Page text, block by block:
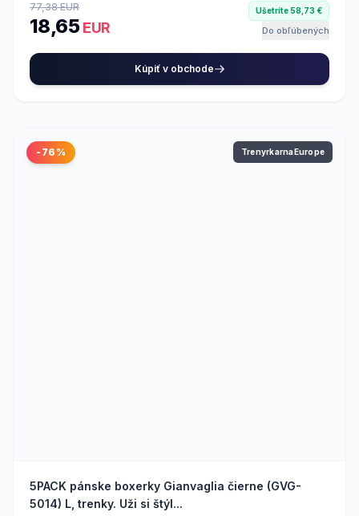
77,38 EUR
18,65EUR
Ušetríte 58,73 €
Do obľúbených
Kúpiť v obchode
-76% TrenyrkarnaEurope
5PACK pánske boxerky Gianvaglia čierne (GVG-
5014) L, trenky. Uži si štýl...